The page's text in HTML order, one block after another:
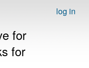
log in
for
for